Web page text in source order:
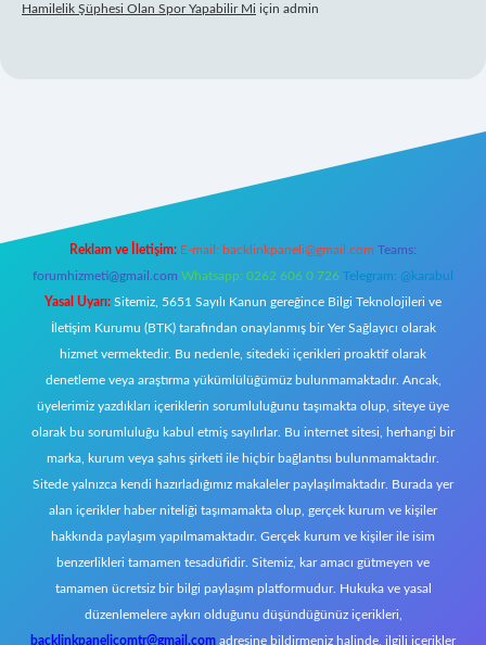
Hamilelik Şüphesi Olan Spor Yapabilir Mi için admin
Reklam ve İletişim: E-mail: backlinkpaneli@gmail.com Teams:
forumhizmeti@gmail.com Whatsapp: 0262 606 0 726 Telegram: @karabul
Yasal Uyarı: Sitemiz, 5651 Sayılı Kanun gereğince Bilgi Teknolojileri ve
İletişim Kurumu (BTK) tarafından onaylanmış bir Yer Sağlayıcı olarak
hizmet vermektedir. Bu nedenle, sitedeki içerikleri proaktif olarak
denetleme veya araştırma yükümlülüğümüz bulunmamaktadır. Ancak,
üyelerimiz yazdıkları içeriklerin sorumluluğunu taşımakta olup, siteye üye
olarak bu sorumluluğu kabul etmiş sayılırlar. Bu internet sitesi, herhangi bir
marka, kurum veya şahıs şirketi ile hiçbir bağlantısı bulunmamaktadır.
Sitede yalnızca kendi hazırladığımız makaleler paylaşılmaktadır. Burada yer
alan içerikler haber niteliği taşımamakta olup, gerçek kurum ve kişiler
hakkında paylaşım yapılmamaktadır. Gerçek kurum ve kişiler ile isim
benzerlikleri tamamen tesadüfidir. Sitemiz, kar amacı gütmeyen ve
tamamen ücretsiz bir bilgi paylaşım platformudur. Hukuka ve yasal
düzenlemelere aykırı olduğunu düşündüğünüz içerikleri,
backlinkpanelicomtr@gmail.com adresine bildirmeniz halinde, ilgili içerikler